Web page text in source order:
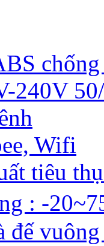
240V
Wifi
tiêu
: -
đế